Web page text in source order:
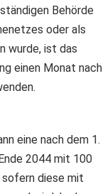
Behörde
oder als
wurde, ist das
einen Monat nach
eine nach dem 1.
2044 mit 100
diese mit